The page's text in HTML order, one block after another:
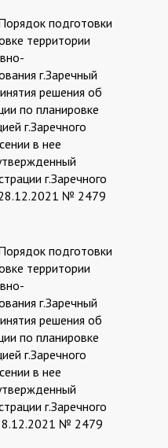
подготовки
территории
г.Заречный
решения об
по планировке
г.Заречного
в нее
г.Заречного
№ 2479
подготовки
территории
г.Заречный
решения об
по планировке
г.Заречного
в нее
г.Заречного
№ 2479